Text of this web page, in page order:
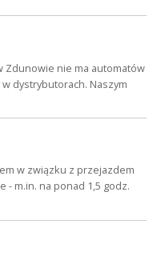
Zdunowie nie ma automatów
dystrybutorach. Naszym
w związku z przejazdem
- m.in. na ponad 1,5 godz.